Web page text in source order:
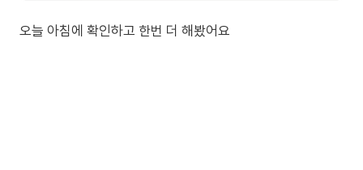
오늘 아침에 확인하고 한번 더 해봤어요